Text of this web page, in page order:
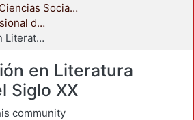
División de Ciencias Sociales y Humanidades
Coordinación Divisional de Posgrado
Especialización en Literatura Mexicana del Siglo XX
en Literatura
Siglo XX
community